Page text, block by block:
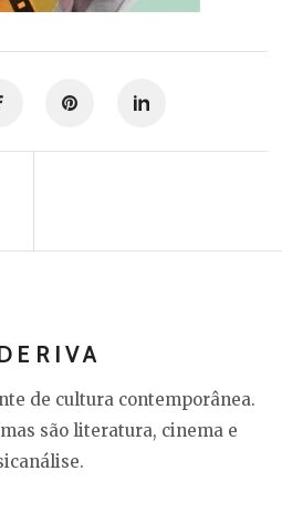
de cultura contemporânea.
são literatura, cinema e